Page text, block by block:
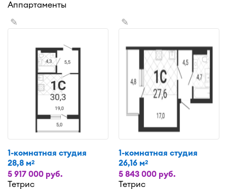
Аппартаменты
✎
1-комнатная студия
28,8 м2
5 917 000 руб.
Тетрис
✎
1-комнатная студия
26,16 м2
5 843 000 руб.
Тетрис